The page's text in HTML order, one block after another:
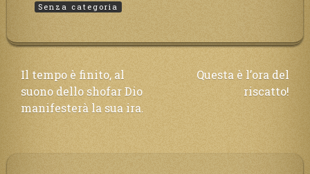
Senza categoria
Navigazione
articoli
Il tempo è finito, al
suono dello shofar Dio
manifesterà la sua ira.
Questa è l’ora del
riscatto!